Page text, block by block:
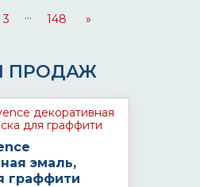
3 ... 148 »
ПРОДАЖ
эмаль,
граффити